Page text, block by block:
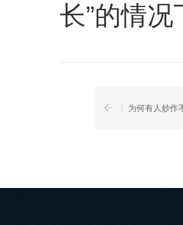
长”的情
为何有人炒作